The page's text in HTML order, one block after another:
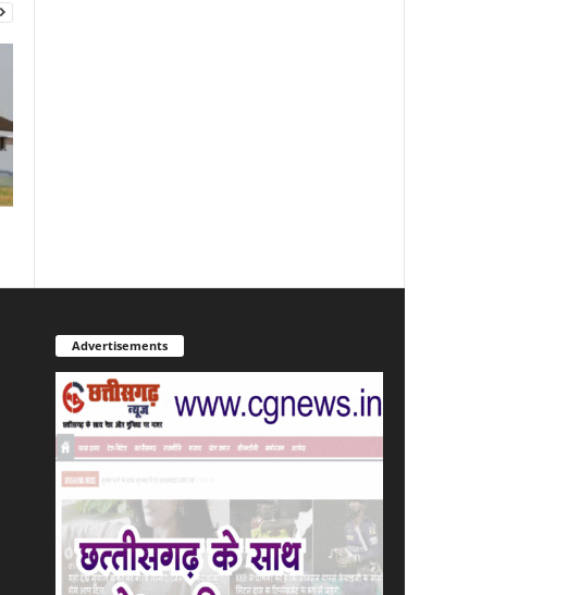
Advertisements